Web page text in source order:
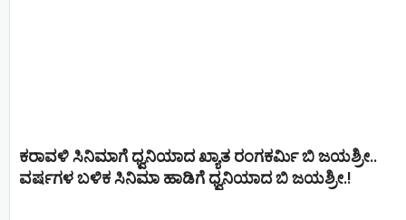
ಕರಾವಳಿ ಸಿನಿಮಾಗೆ ಧ್ವನಿಯಾದ ಖ್ಯಾತ ರಂಗಕರ್ಮಿ ಬಿ ಜಯಶ್ರೀ..
ವರ್ಷಗಳ ಬಳಿಕ ಸಿನಿಮಾ ಹಾಡಿಗೆ ಧ್ವನಿಯಾದ ಬಿ ಜಯಶ್ರೀ.!